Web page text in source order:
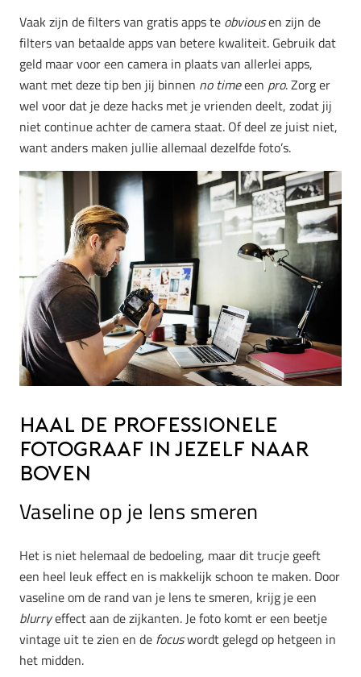
Vaak zijn de filters van gratis apps te obviousen zijn de
filters van betaalde apps van betere kwaliteit. Gebruik dat
geld maar voor een camera in plaats van allerlei apps,
want met deze tip ben jij binnen no timeeen pro. Zorg er
wel voor dat je deze hacks met je vrienden deelt, zodat jij
niet continue achter de camera staat. Of deel ze juist niet,
want anders maken jullie allemaal dezelfde foto’s.
Haal de professionele
fotograaf in jezelf naar
boven
Vaseline op je lens smeren
Het is niet helemaal de bedoeling, maar dit trucje geeft
een heel leuk effect en is makkelijk schoon te maken. Door
vaseline om de rand van je lens te smeren, krijg je een
blurryeffect aan de zijkanten. Je foto komt er een beetje
vintage uit te zien en de focuswordt gelegd op hetgeen in
het midden.